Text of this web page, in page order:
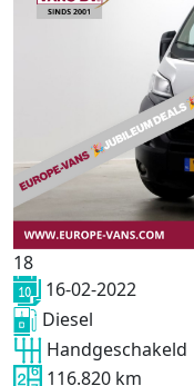
18
16-02-2022
Diesel
Handgeschakeld
116.820 km